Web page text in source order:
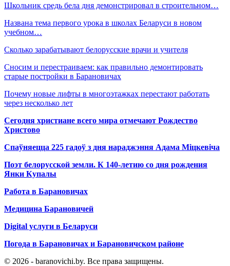
Школьник средь бела дня демонстрировал в строительном…
Названа тема первого урока в школах Беларуси в новом
учебном…
Сколько зарабатывают белорусские врачи и учителя
Сносим и перестраиваем: как правильно демонтировать
старые постройки в Барановичах
Почему новые лифты в многоэтажках перестают работать
через несколько лет
Сегодня христиане всего мира отмечают Рождество
Христово
Спаўняецца 225 гадоў з дня нараджэння Адама Міцкевіча
Поэт белорусской земли. К 140-летию со дня рождения
Янки Купалы
Работа в Барановичах
Медицина Барановичей
Digital услуги в Беларуси
Погода в Барановичах и Барановичском районе
© 2026 - baranovichi.by. Все права защищены.